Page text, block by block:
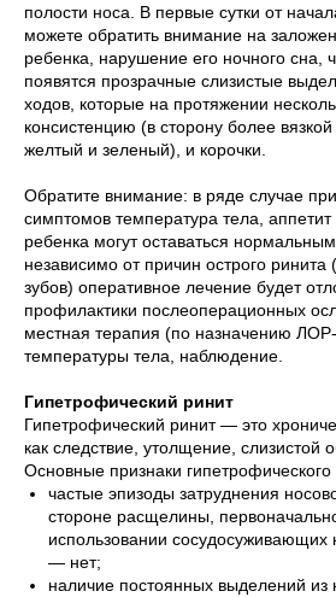
полости носа. В первые сутки от
можете обратить внимание на
ребенка, нарушение его ночного сна,
появятся прозрачные слизистые
ходов, которые на протяжении
консистенцию (в сторону более
желтый и зеленый), и корочки.
Обратите внимание: в ряде случае
симптомов температура тела,
ребенка могут оставаться
независимо от причин острого
зубов) оперативное лечение будет
профилактики послеоперационных
местная терапия (по назначению
температуры тела, наблюдение.
Гипетрофический ринит
Гипетрофический ринит — это
как следствие, утолщение, слизистой
Основные признаки гипетрофического
частые эпизоды затруднения
стороне расщелины,
использовании сосудосуживающих
— нет;
наличие постоянных выделений из